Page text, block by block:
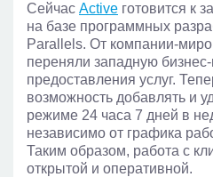
Сейчас Active готовится к
на базе программных
Parallels. От компании-
переняли западную
предоставления услуг.
возможность добавлять и
режиме 24 часа 7 дней в
независимо от графика
Таким образом, работа с
открытой и оперативной.